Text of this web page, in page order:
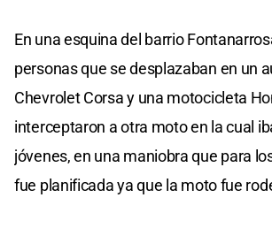
En una esquina del barrio
personas que se desplazaban en un
Chevrolet Corsa y una motocicleta
interceptaron a otra moto en la cual
jóvenes, en una maniobra que para
fue planificada ya que la moto fue